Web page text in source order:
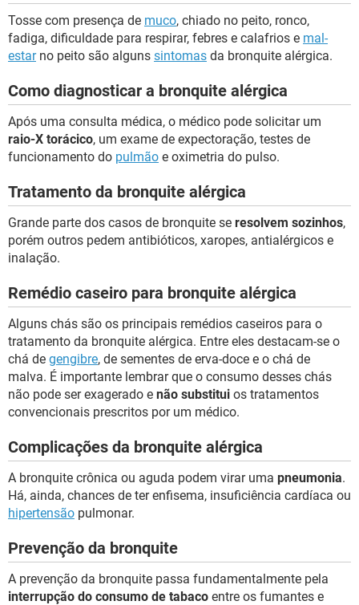
Tosse com presença de muco, chiado no peito, ronco,
fadiga, dificuldade para respirar, febres e calafrios e mal-
estarno peito são alguns sintomas da bronquite alérgica.
Como diagnosticar a bronquite alérgica
Após uma consulta médica, o médico pode solicitar um
raio-X torácico, um exame de expectoração, testes de
funcionamento do pulmão e oximetria do pulso.
Tratamento da bronquite alérgica
Grande parte dos casos de bronquite se resolvem sozinhos,
porém outros pedem antibióticos, xaropes, antialérgicos e
inalação.
Remédio caseiro para bronquite alérgica
Alguns chás são os principais remédios caseiros para o
tratamento da bronquite alérgica. Entre eles destacam-se o
chá de gengibre, de sementes de erva-doce e o chá de
malva. É importante lembrar que o consumo desses chás
não pode ser exagerado e não substitui os tratamentos
convencionais prescritos por um médico.
Complicações da bronquite alérgica
A bronquite crônica ou aguda podem virar uma pneumonia.
Há, ainda, chances de ter enfisema, insuficiência cardíaca ou
hipertensão pulmonar.
Prevenção da bronquite
A prevenção da bronquite passa fundamentalmente pela
interrupção do consumo de tabaco entre os fumantes e